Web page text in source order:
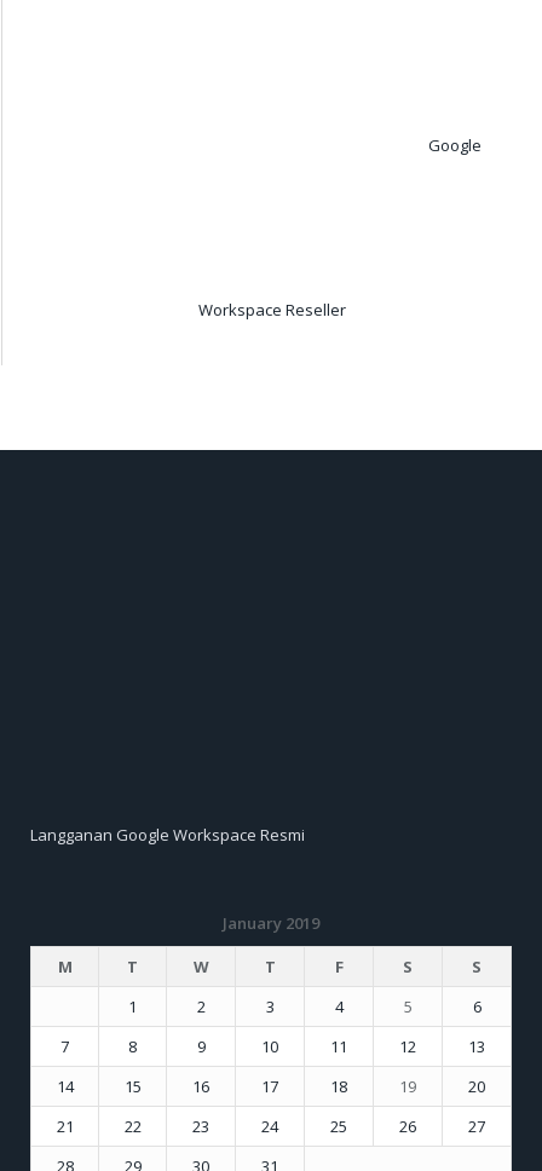
Google
Workspace Reseller
Langganan Google Workspace Resmi
January 2019
M
T W T F S
S
1
2 3 4 5
6
7
8 9 10 11 12
13
14
15 16 17 18 19
20
21
22 23 24 25 26
27
28
29 30 31